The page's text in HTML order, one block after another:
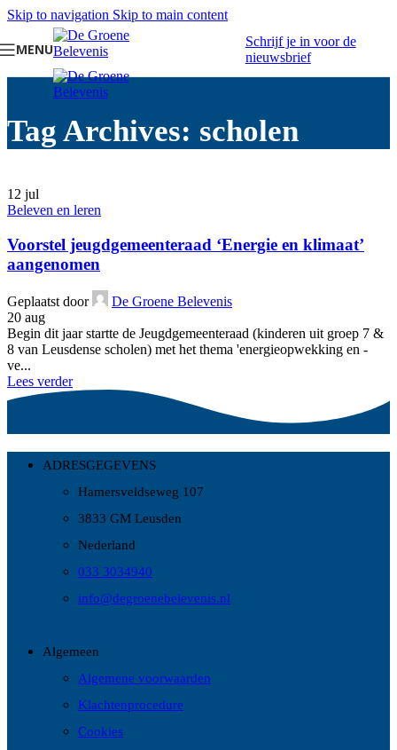
Skip to navigation Skip to main content
MENU
Schrijf je in voor de
nieuwsbrief
Tag Archives: scholen
12 jul
Beleven en leren
Voorstel jeugdgemeenteraad ‘Energie en klimaat’
aangenomen
Geplaatst door
De Groene Belevenis
20 aug
Begin dit jaar startte de Jeugdgemeenteraad (kinderen uit groep 7 &
8 van Leusdense scholen) met het thema 'energieopwekking en -
ve...
Lees verder
ADRESGEGEVENS
Hamersveldseweg 107
3833 GM Leusden
Nederland
033 3034940
info@degroenebelevenis.nl
Algemeen
Algemene voorwaarden
Klachtenprocedure
Cookies